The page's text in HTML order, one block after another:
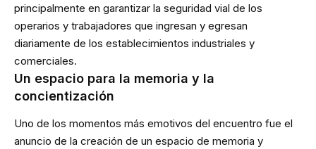
principalmente en garantizar la seguridad vial de los
operarios y trabajadores que ingresan y egresan
diariamente de los establecimientos industriales y
comerciales.
Un espacio para la memoria y la
concientización
Uno de los momentos más emotivos del encuentro fue el
anuncio de la creación de un espacio de memoria y